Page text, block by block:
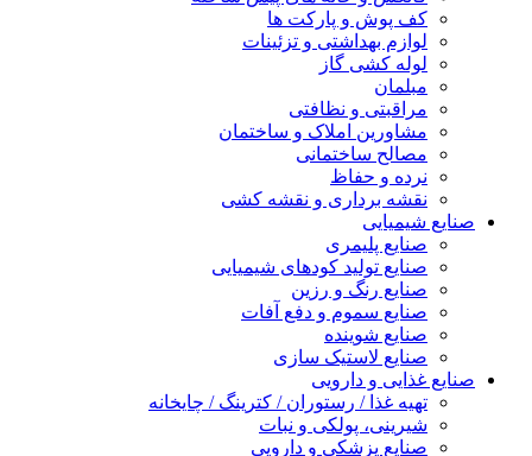
کف پوش و پارکت ها
لوازم بهداشتی و تزئینات
لوله کشی گاز
مبلمان
مراقبتی و نظافتی
مشاورین املاک و ساختمان
مصالح ساختمانی
نرده و حفاظ
نقشه برداری و نقشه کشی
صنایع شیمیایی
صنایع پلیمری
صنایع تولید کودهای شیمیایی
صنایع رنگ و رزین
صنایع سموم و دفع آفات
صنایع شوینده
صنایع لاستیک سازی
صنایع غذایی و دارویی
تهیه غذا / رستوران / کترینگ / چایخانه
شیرینی، پولکی و نبات
صنایع پزشکی و دارویی